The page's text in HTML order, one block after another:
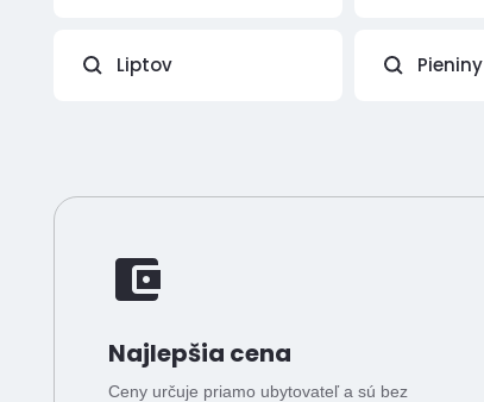
Liptov Pieniny
Najlepšia cena
Ceny určuje priamo ubytovateľ a sú bez